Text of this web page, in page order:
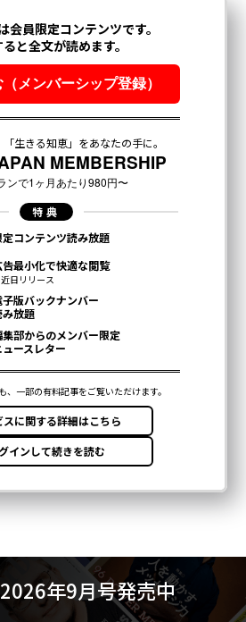
2026年9月号発売中